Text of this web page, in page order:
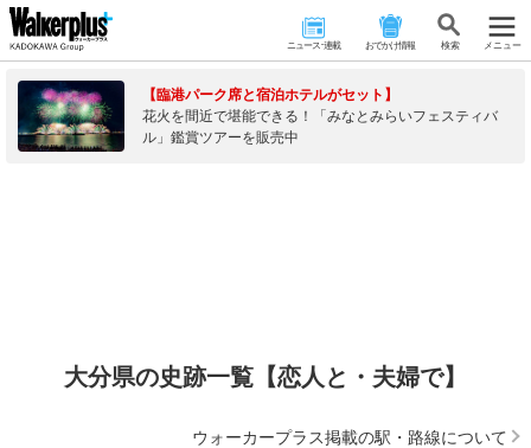
ニュース･連載 おでかけ情報 検 索 メニュー
【臨港パーク席と宿泊ホテルがセット】
花火を間近で堪能できる！「みなとみらいフェスティバ
ル」鑑賞ツアーを販売中
大分県の史跡一覧【恋人と・夫婦で】
ウォーカープラス掲載の駅・路線について